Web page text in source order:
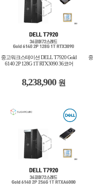
중고워크스테이션 DELL T7920 Gold
6140 2P 128G 1T RTX3090 36코어
8,238,900 원